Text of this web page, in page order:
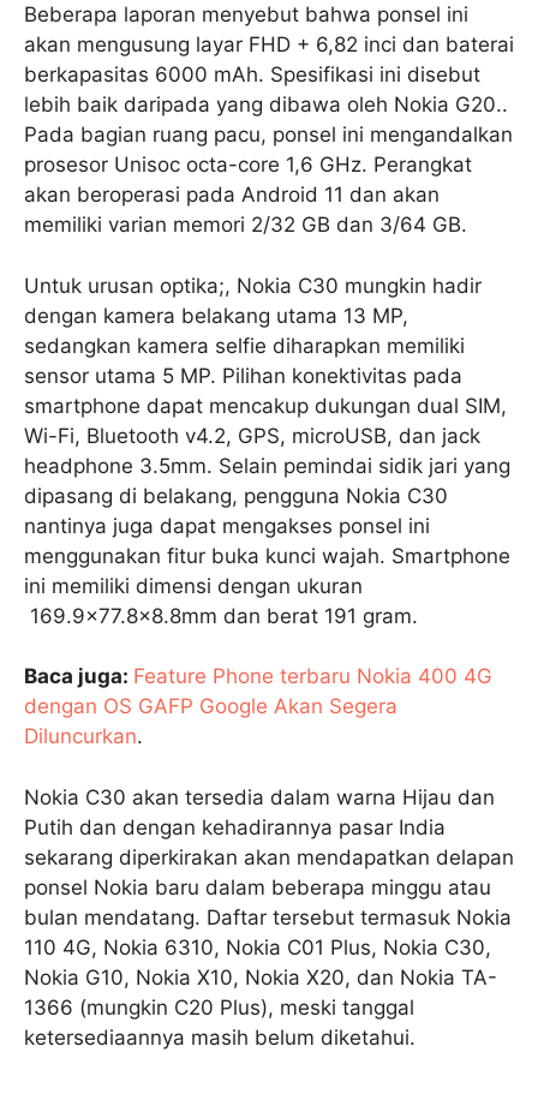
Beberapa laporan menyebut bahwa ponsel ini
akan mengusung layar FHD + 6,82 inci dan baterai
berkapasitas 6000 mAh. Spesifikasi ini disebut
lebih baik daripada yang dibawa oleh Nokia G20..
Pada bagian ruang pacu, ponsel ini mengandalkan
prosesor Unisoc octa-core 1,6 GHz. Perangkat
akan beroperasi pada Android 11 dan akan
memiliki varian memori 2/32 GB dan 3/64 GB.
Untuk urusan optika;, Nokia C30 mungkin hadir
dengan kamera belakang utama 13 MP,
sedangkan kamera selfie diharapkan memiliki
sensor utama 5 MP. Pilihan konektivitas pada
smartphone dapat mencakup dukungan dual SIM,
Wi-Fi, Bluetooth v4.2, GPS, microUSB, dan jack
headphone 3.5mm. Selain pemindai sidik jari yang
dipasang di belakang, pengguna Nokia C30
nantinya juga dapat mengakses ponsel ini
menggunakan fitur buka kunci wajah. Smartphone
ini memiliki dimensi dengan ukuran
169.9×77.8×8.8mm dan berat 191 gram.
Baca juga: Feature Phone terbaru Nokia 400 4G
dengan OS GAFP Google Akan Segera
Diluncurkan.
Nokia C30 akan tersedia dalam warna Hijau dan
Putih dan dengan kehadirannya pasar India
sekarang diperkirakan akan mendapatkan delapan
ponsel Nokia baru dalam beberapa minggu atau
bulan mendatang. Daftar tersebut termasuk Nokia
110 4G, Nokia 6310, Nokia C01 Plus, Nokia C30,
Nokia G10, Nokia X10, Nokia X20, dan Nokia TA-
1366 (mungkin C20 Plus), meski tanggal
ketersediaannya masih belum diketahui.